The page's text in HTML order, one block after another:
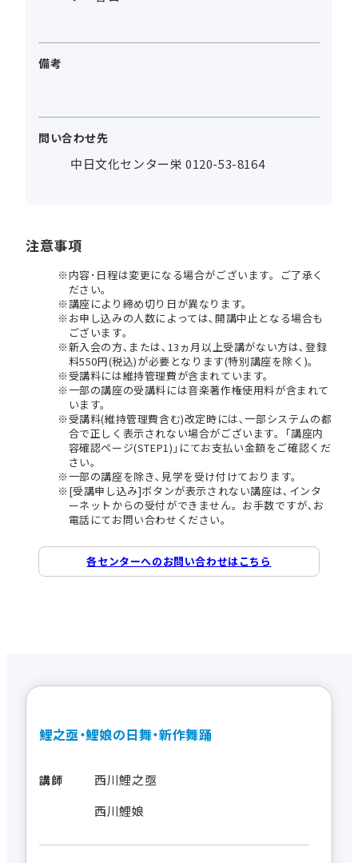
備考
問い合わせ先
中日文化センター栄 0120-53-8164
注意事項
内容･日程は変更になる場合がございます。ご了承く
ださい。
講座により締め切り日が異なります。
お申し込みの人数によっては､開講中止となる場合も
ございます。
新入会の方､または､13ヵ月以上受講がない方は､登録
料550円(税込)が必要となります(特別講座を除く)。
受講料には維持管理費が含まれています。
一部の講座の受講料には音楽著作権使用料が含まれて
います。
受講料(維持管理費含む)改定時には､一部システムの都
合で正しく表示されない場合がございます。｢講座内
容確認ページ(STEP1)｣にてお支払い金額をご確認くだ
さい。
一部の講座を除き､見学を受け付けております。
[受講申し込み]ボタンが表示されない講座は､インタ
ーネットからの受付ができません。お手数ですが､お
電話にてお問い合わせください。
各センターへのお問い合わせはこちら
鯉之亟・鯉娘の日舞・新作舞踊
講師
西川鯉之亟
西川鯉娘